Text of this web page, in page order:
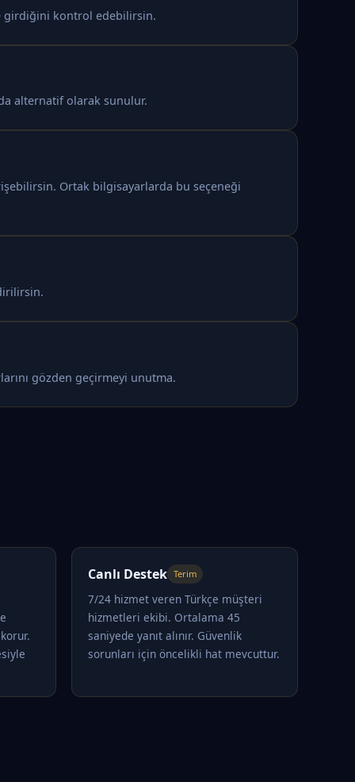
girdiğini kontrol edebilirsin.
alternatif olarak sunulur.
Ortak bilgisayarlarda bu seçeneği
gözden geçirmeyi unutma.
Canlı Destek Terim
7/24 hizmet veren Türkçe müşteri
hizmetleri ekibi. Ortalama 45
saniyede yanıt alınır. Güvenlik
sorunları için öncelikli hat mevcuttur.